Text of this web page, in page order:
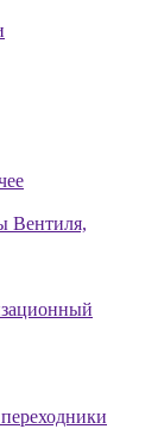
Вентиля,